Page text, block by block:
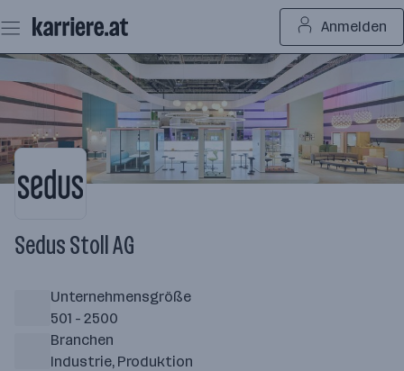
Seiteninhalt
springen
Anmelden
Sedus Stoll AG
Unternehmensgröße
501 - 2500
Branchen
Industrie, Produktion